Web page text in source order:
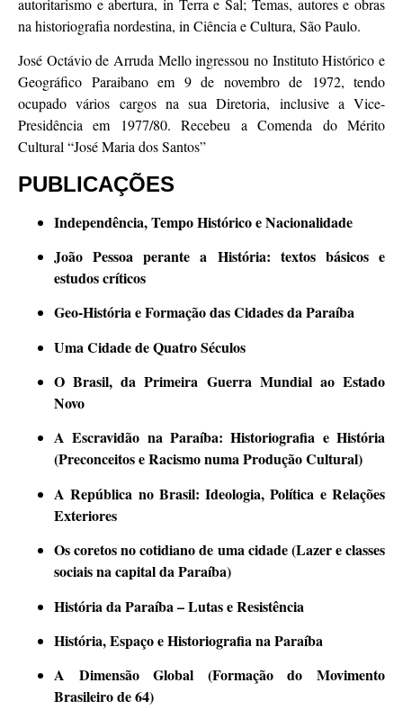
autoritarismo e abertura, in Terra e Sal; Temas, autores e obras
na historiografia nordestina, in Ciência e Cultura, São Paulo.
José Octávio de Arruda Mello ingressou no Instituto Histórico e
Geográfico Paraibano em 9 de novembro de 1972, tendo
ocupado vários cargos na sua Diretoria, inclusive a Vice-
Presidência em 1977/80. Recebeu a Comenda do Mérito
Cultural “José Maria dos Santos”
PUBLICAÇÕES
Independência, Tempo Histórico e Nacionalidade
João Pessoa perante a História: textos básicos e
estudos críticos
Geo-História e Formação das Cidades da Paraíba
Uma Cidade de Quatro Séculos
O Brasil, da Primeira Guerra Mundial ao Estado
Novo
A Escravidão na Paraíba: Historiografia e História
(Preconceitos e Racismo numa Produção Cultural)
A República no Brasil: Ideologia, Política e Relações
Exteriores
Os coretos no cotidiano de uma cidade (Lazer e classes
sociais na capital da Paraíba)
História da Paraíba – Lutas e Resistência
História, Espaço e Historiografia na Paraíba
A Dimensão Global (Formação do Movimento
Brasileiro de 64)